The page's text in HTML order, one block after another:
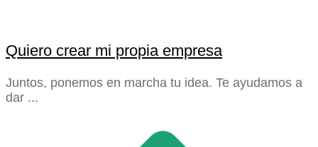
Quiero crear mi propia empresa
Juntos, ponemos en marcha tu idea. Te ayudamos a
dar ...